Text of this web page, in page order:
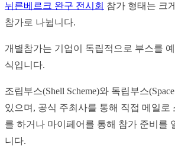
뉘른베르크 완구 전시회 참가 형태는 크
참가로 나뉩니다.
개별참가는 기업이 독립적으로 부스를
식입니다.
조립부스(Shell Scheme)와 독립부스
있으며, 공식 주최사를 통해 직접 메일로
를 하거나 마이페어를 통해 참가 준비를
니다.